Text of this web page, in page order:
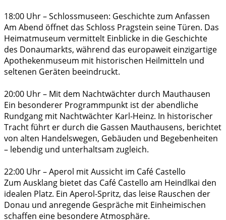
18:00 Uhr – Schlossmuseen: Geschichte zum Anfassen
Am Abend öffnet das Schloss Pragstein seine Türen. Das
Heimatmuseum vermittelt Einblicke in die Geschichte
des Donaumarkts, während das europaweit einzigartige
Apothekenmuseum mit historischen Heilmitteln und
seltenen Geräten beeindruckt.
20:00 Uhr – Mit dem Nachtwächter durch Mauthausen
Ein besonderer Programmpunkt ist der abendliche
Rundgang mit Nachtwächter Karl-Heinz. In historischer
Tracht führt er durch die Gassen Mauthausens, berichtet
von alten Handelswegen, Gebäuden und Begebenheiten
– lebendig und unterhaltsam zugleich.
22:00 Uhr – Aperol mit Aussicht im Café Castello
Zum Ausklang bietet das Café Castello am Heindlkai den
idealen Platz. Ein Aperol-Spritz, das leise Rauschen der
Donau und anregende Gespräche mit Einheimischen
schaffen eine besondere Atmosphäre.